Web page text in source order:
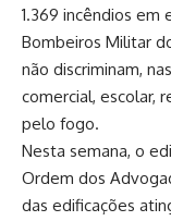
1.369 incêndios em
Bombeiros Militar
não discriminam,
comercial, escolar,
pelo fogo.
Nesta semana, o
Ordem dos
das edificações